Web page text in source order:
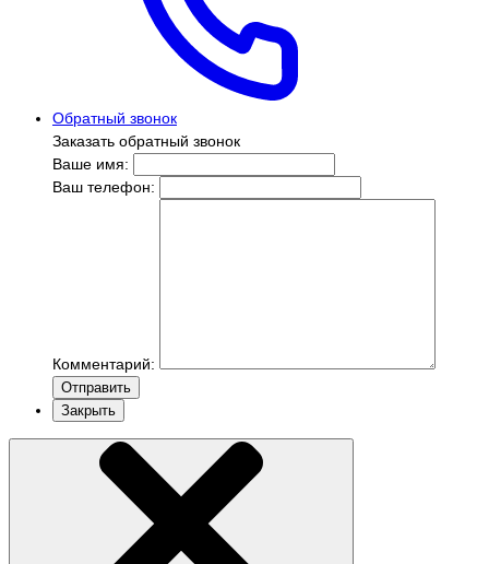
Обратный звонок
Заказать обратный звонок
Ваше имя:
Ваш телефон:
Комментарий:
Отправить
Закрыть